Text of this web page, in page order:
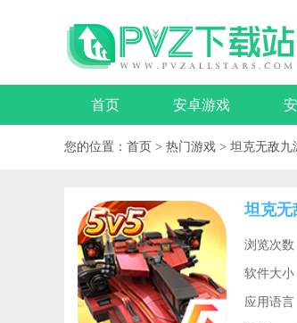
首页 安卓游戏
您的位置： 首页 > 热门游戏 > 坦克无敌九
坦克无
浏览次数
软件大小
应用语